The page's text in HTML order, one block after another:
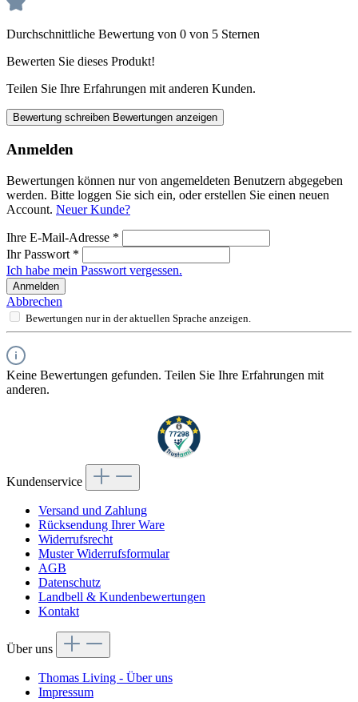
Durchschnittliche Bewertung von 0 von 5 Sternen
Bewerten Sie dieses Produkt!
Teilen Sie Ihre Erfahrungen mit anderen Kunden.
Bewertung schreiben Bewertungen anzeigen
Anmelden
Bewertungen können nur von angemeldeten Benutzern abgegeben
werden. Bitte loggen Sie sich ein, oder erstellen Sie einen neuen
Account. Neuer Kunde?
Ihre E-Mail-Adresse *
Ihr Passwort *
Ich habe mein Passwort vergessen.
Anmelden
Abbrechen
Bewertungen nur in der aktuellen Sprache anzeigen.
Keine Bewertungen gefunden. Teilen Sie Ihre Erfahrungen mit
anderen.
Kundenservice
Versand und Zahlung
Rücksendung Ihrer Ware
Widerrufsrecht
Muster Widerrufsformular
AGB
Datenschutz
Landbell & Kundenbewertungen
Kontakt
Über uns
Thomas Living - Über uns
Impressum